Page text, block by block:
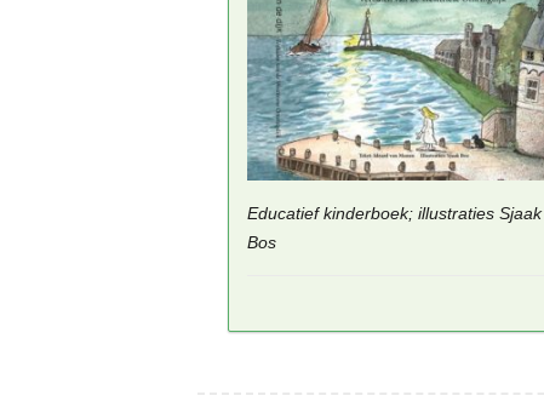
Educatief kinderboek; illustraties Sjaak
Bos